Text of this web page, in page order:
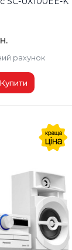
рахунок
Купити